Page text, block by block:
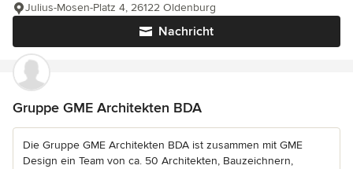
Nachricht
Julius-Mosen-Platz 4, 26122 Oldenburg
Gruppe GME Architekten BDA
Die Gruppe GME Architekten BDA ist zusammen mit GME
Design ein Team von ca. 50 Architekten, Bauzeichnern,